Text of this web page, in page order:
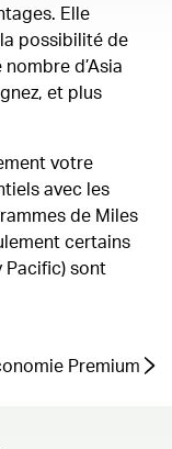
Elle
possibilité de
d’Asia
et plus
votre
avec les
de Miles
certains
Pacific) sont
Premium